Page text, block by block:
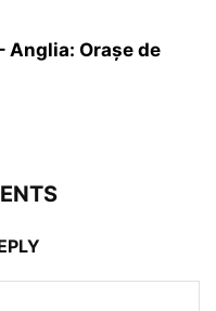
Anglia: Orașe de